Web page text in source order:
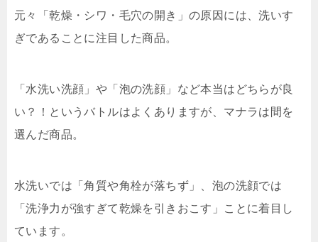
元々「乾燥・シワ・毛穴の開き」の原因には、洗いす
ぎであることに注目した商品。
「水洗い洗顔」や「泡の洗顔」など本当はどちらが良
い？！というバトルはよくありますが、マナラは間を
選んだ商品。
水洗いでは「角質や角栓が落ちず」、泡の洗顔では
「洗浄力が強すぎて乾燥を引きおこす」ことに着目し
ています。